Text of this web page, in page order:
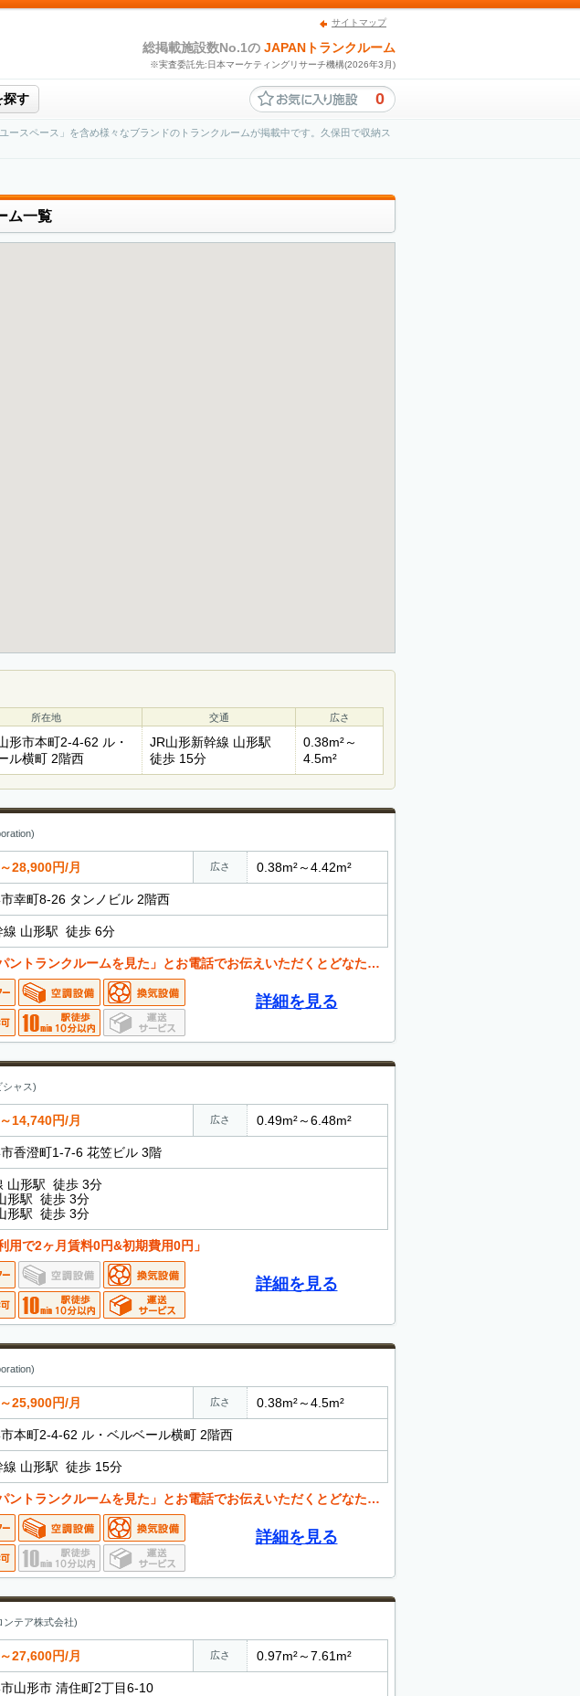
サイトマップ
総掲載施設数No.1の JAPANトランクルーム
※実査委託先:日本マーケティングリサーチ機構(2026年3月)
探す 0
スペース」を含め様々なブランドのトランクルームが掲載中です。久保田で収納ス
ム一覧
所在地 交通 広さ
形市本町2-4-62 ル・
ル横町 2階西
JR山形新幹線 山形駅
徒歩 15分
0.38m²～
4.5m²
28,900円/月 広さ 0.38m²～4.42m²
幸町8-26 タンノビル 2階西
線 山形駅 徒歩 6分
トランクルームを見た」とお電話でお伝えいただくとどなたでも値引き可能。 お気軽にご相談ください。
詳細を見る
シャス)
14,740円/月 広さ 0.49m²～6.48m²
香澄町1-7-6 花笠ビル 3階
山形駅 徒歩 3分
形駅 徒歩 3分
形駅 徒歩 3分
用で2ヶ月賃料0円&初期費用0円」
詳細を見る
25,900円/月 広さ 0.38m²～4.5m²
本町2-4-62 ル・ベルベール横町 2階西
線 山形駅 徒歩 15分
トランクルームを見た」とお電話でお伝えいただくとどなたでも値引き可能。 お気軽にご相談ください。
詳細を見る
ンテア株式会社)
27,600円/月 広さ 0.97m²～7.61m²
山形市 清住町2丁目6-10